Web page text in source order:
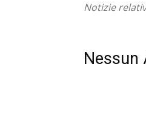
Notizie
Nessun